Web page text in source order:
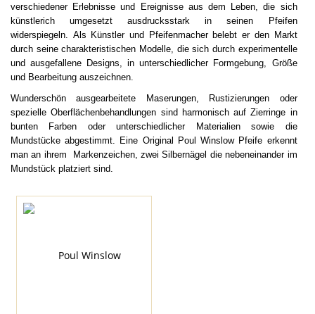
verschiedener Erlebnisse und Ereignisse aus dem Leben, die sich
künstlerich umgesetzt ausdrucksstark in seinen Pfeifen
widerspiegeln. Als Künstler und Pfeifenmacher belebt er den Markt
durch seine charakteristischen Modelle, die sich durch experimentelle
und ausgefallene Designs, in unterschiedlicher Formgebung, Größe
und Bearbeitung auszeichnen.
Wunderschön ausgearbeitete Maserungen, Rustizierungen oder
spezielle Oberflächenbehandlungen sind harmonisch auf Zierringe in
bunten Farben oder unterschiedlicher Materialien sowie die
Mundstücke abgestimmt.
Eine Original Poul Winslow Pfeife erkennt
man an ihrem Markenzeichen, zwei Silbernägel die nebeneinander im
Mundstück platziert sind.